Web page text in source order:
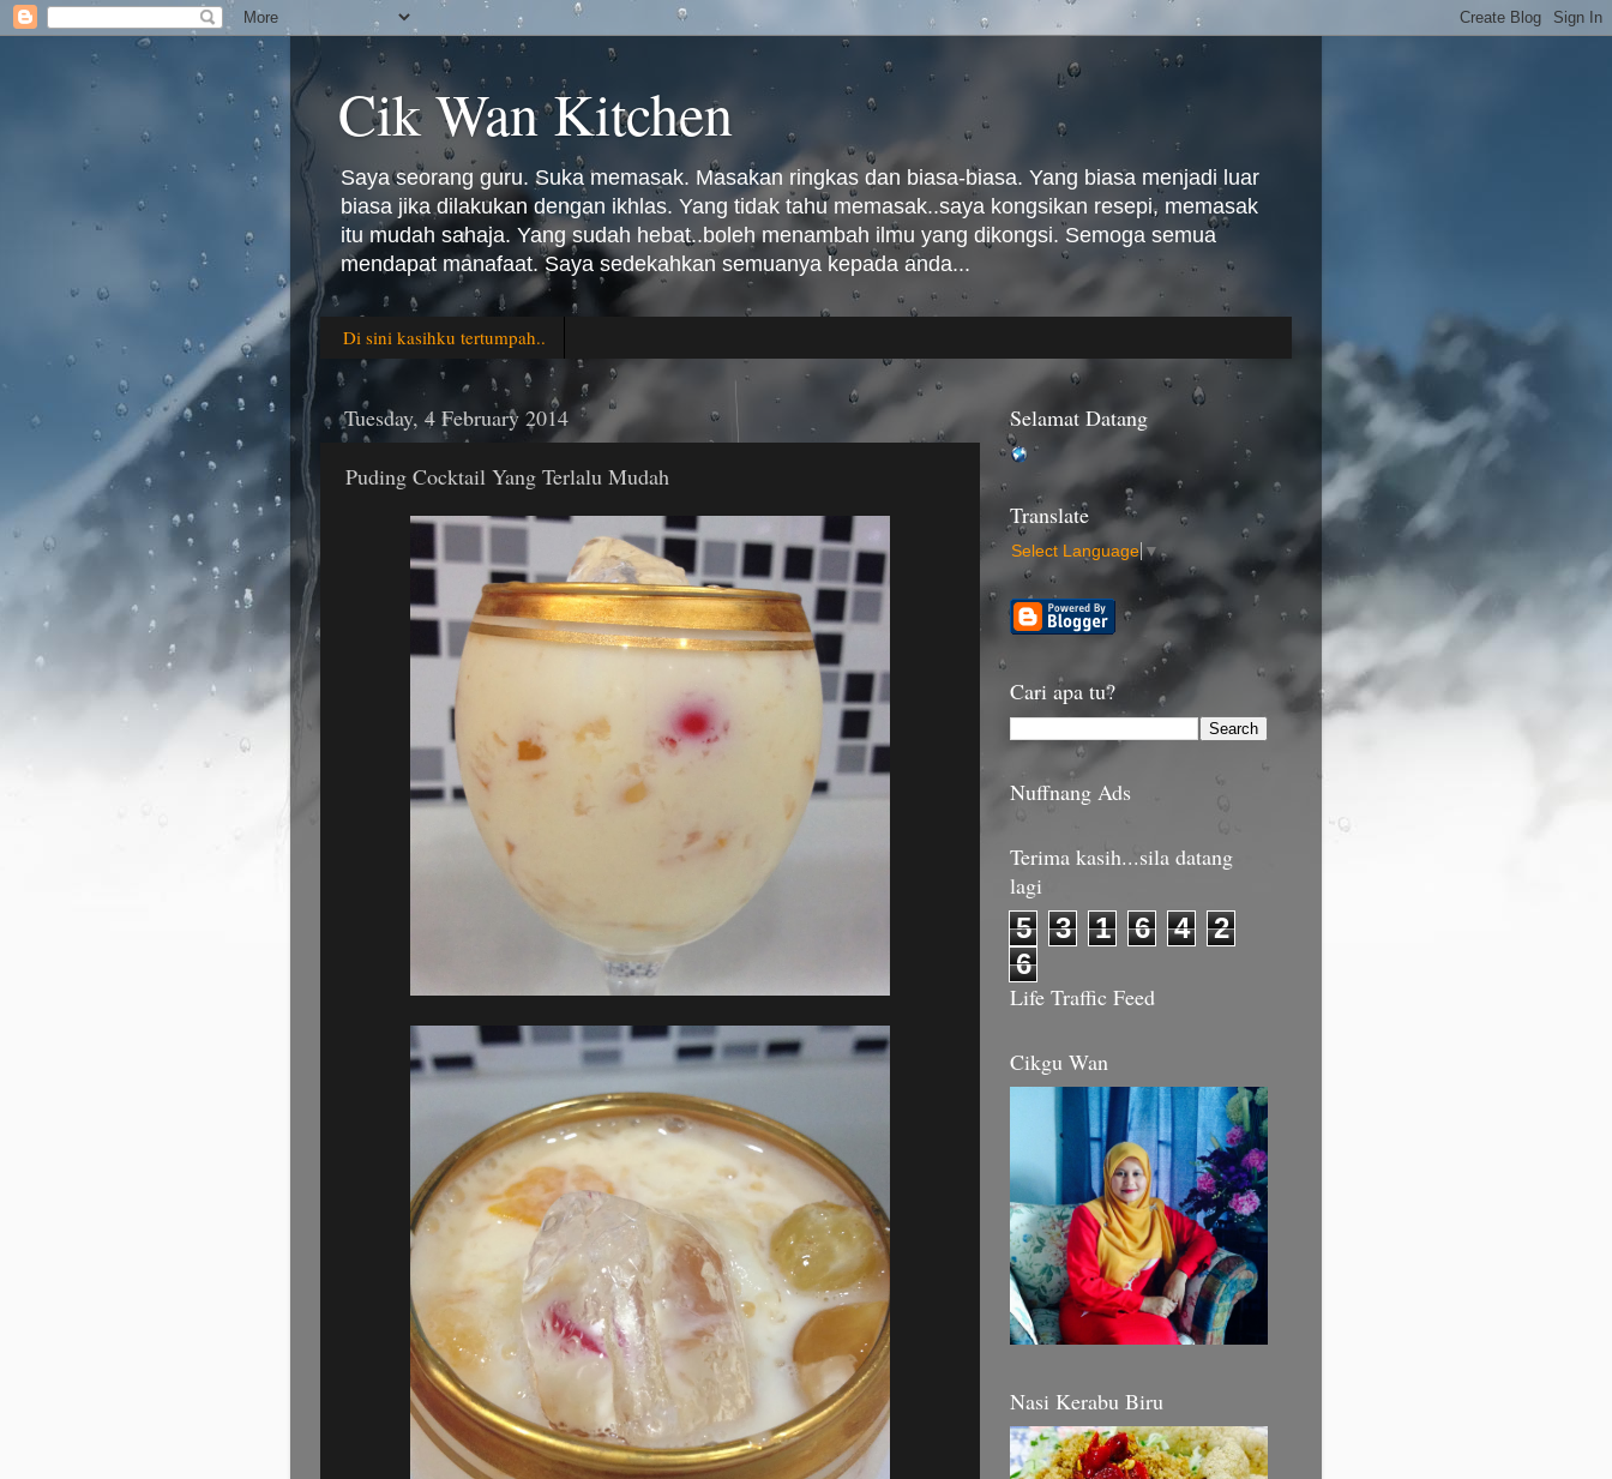
Cik Wan Kitchen
Saya seorang guru. Suka memasak. Masakan ringkas dan biasa-biasa. Yang biasa menjadi luar
biasa jika dilakukan dengan ikhlas. Yang tidak tahu memasak..saya kongsikan resepi, memasak
itu mudah sahaja. Yang sudah hebat..boleh menambah ilmu yang dikongsi. Semoga semua
mendapat manafaat. Saya sedekahkan semuanya kepada anda...
Di sini kasihku tertumpah..
Tuesday, 4 February 2014
Puding Cocktail Yang Terlalu Mudah
Selamat Datang
Translate
Select Language ▼
Cari apa tu?
Nuffnang Ads
Terima kasih...sila datang
lagi
5 3 1 6 4
2
6
Life Traffic Feed
Cikgu Wan
Nasi Kerabu Biru